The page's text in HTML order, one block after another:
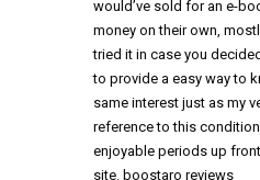
would’ve sold for an e-
money on their own,
tried it in case you
to provide a easy way to
same interest just as my
reference to this
enjoyable periods up
site. boostaro reviews